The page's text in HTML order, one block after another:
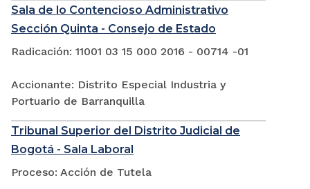
Sala de lo Contencioso Administrativo
Sección Quinta - Consejo de Estado
Radicación: 11001 03 15 000 2016 - 00714 -01
Accionante: Distrito Especial Industria y
Portuario de Barranquilla
Tribunal Superior del Distrito Judicial de
Bogotá - Sala Laboral
Proceso: Acción de Tutela